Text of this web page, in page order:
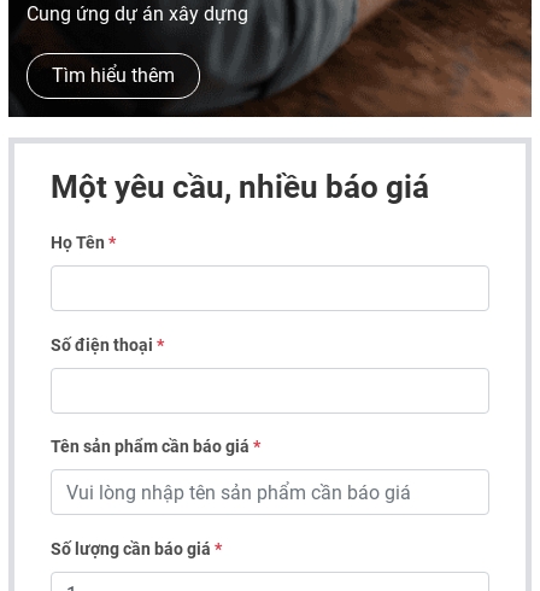
Cung ứng dự án xây dựng
Tìm hiểu thêm
Một yêu cầu, nhiều báo giá
Họ Tên *
Số điện thoại *
Tên sản phẩm cần báo giá *
Số lượng cần báo giá *